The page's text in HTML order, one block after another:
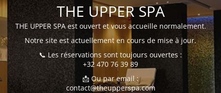
THE UPPER SPA
THE UPPER SPA est ouvert et vous accueille normalement.
Notre site est actuellement en cours de mise à jour.
📞 Les réservations sont toujours ouvertes :
+32 470 76 39 89
📩 Ou par email :
contact@theupperspa.com